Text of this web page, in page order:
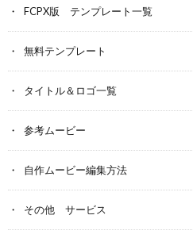
FCPX版 テンプレート一覧
無料テンプレート
タイトル＆ロゴ一覧
参考ムービー
自作ムービー編集方法
その他 サービス